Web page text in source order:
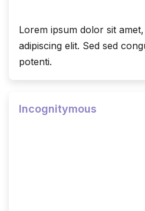
Lorem ipsum dolor sit
adipiscing elit. Sed sed
potenti.
Incognitymous